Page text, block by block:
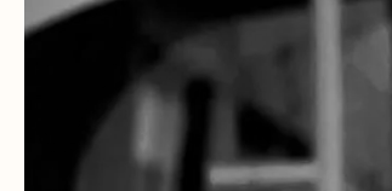
AGENDA